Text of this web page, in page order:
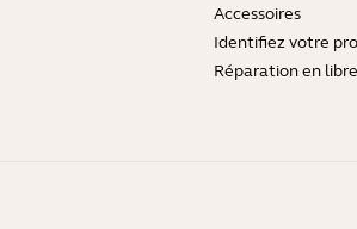
Accessoires
Identifiez votre
Réparation en